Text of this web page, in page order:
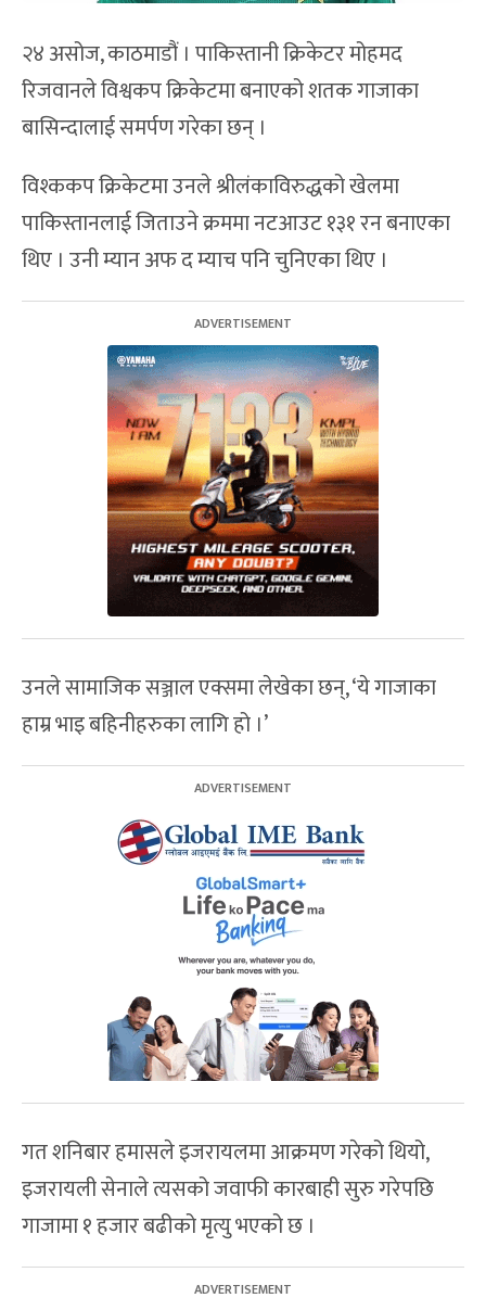
२४ असोज, काठमाडौं । पाकिस्तानी क्रिकेटर मोहमद
रिजवानले विश्वकप क्रिकेटमा बनाएको शतक गाजाका
बासिन्दालाई समर्पण गरेका छन् ।
विश्ककप क्रिकेटमा उनले श्रीलंकाविरुद्धको खेलमा
पाकिस्तानलाई जिताउने क्रममा नटआउट १३१ रन बनाएका
थिए । उनी म्यान अफ द म्याच पनि चुनिएका थिए ।
उनले सामाजिक सञ्जाल एक्समा लेखेका छन्, ‘ये गाजाका
हाम्र भाइ बहिनीहरुका लागि हो ।’
गत शनिबार हमासले इजरायलमा आक्रमण गरेको थियो,
इजरायली सेनाले त्यसको जवाफी कारबाही सुरु गरेपछि
गाजामा १ हजार बढीको मृत्यु भएको छ ।